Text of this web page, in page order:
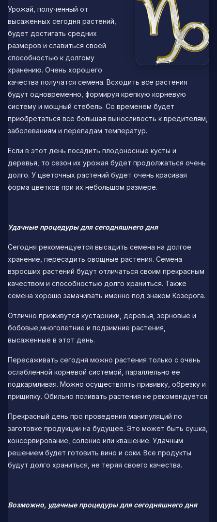
Урожай, полученный от
высаженных сегодня растений,
будет достигать средних
размеров и славиться своей
способностью к долгому
хранению. Очень хорошего
качества получатся семена. Всходить все растения
будут одновременно, формируя крепкую корневую
систему и мощный стебель. Со временем будет
приобретаться все большая выносливость к вредителям,
заболеваниям и перепадам температур.
Если в этот день посадить плодоносные кусты и
деревья, то сезон их урожая будет продолжаться очень
долго. У цветочных растений будет очень красивая
форма цветков при их небольшом размере.
Удачные процедуры для сегодняшнего дня
Сегодня рекомендуется высадить семена на долгое
хранение, пересадить овощные растения. Семена
взросших растений будут отличаться своим прекрасным
качеством и способностью долго храниться. Также
семена хорошо замачивать именно под знаком Козерога.
Отлично приживутся кустарники, деревья, зерновые и
бобовые,многолетние и подзимние растения,
высаженные в этот день.
Пересаживать сегодня можно растения только с очень
ослабленной корневой системой, параллельно ее
подкармливая. Можно осуществлять прививку, обрезку и
прищипку. Обильно поливать растения не рекомендуется.
Прекрасный день про проведения манипуляций по
заготовке продукции на будущее. Это может быть сушка,
консервирование, соление или квашение. Удачным
решением будет готовить вино и соки. Все продукты
будут долго храниться, не теряя своего качества.
Возможно, удачные процедуры для сегодняшнего дня